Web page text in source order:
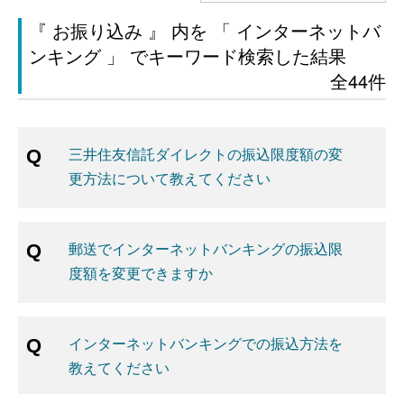
『 お振り込み 』 内を 「 インターネットバ
ンキング 」 でキーワード検索した結果
全44件
三井住友信託ダイレクトの振込限度額の変
更方法について教えてください
郵送でインターネットバンキングの振込限
度額を変更できますか
インターネットバンキングでの振込方法を
教えてください